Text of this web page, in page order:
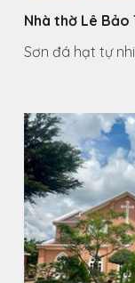
Nhà thờ Lê Bảo
Sơn đá hạt tự